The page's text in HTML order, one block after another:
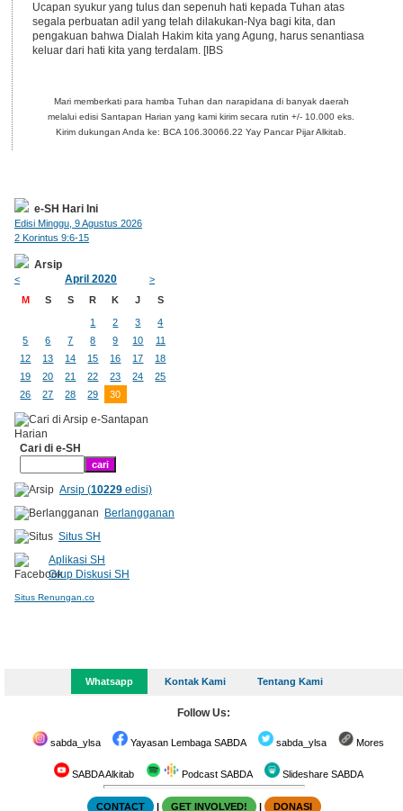
Ucapan syukur yang tulus dan sepenuh hati kepada Tuhan atas
segala perbuatan adil yang telah dilakukan-Nya bagi kita, dan
pengakuan bahwa Dialah Hakim kita yang Agung, harus senantiasa
keluar dari hati kita yang terdalam. [IBS
Mari memberkati para hamba Tuhan dan narapidana di banyak daerah
melalui edisi Santapan Harian yang kami kirim secara rutin +/- 10.000 eks.
Kirim dukungan Anda ke: BCA 106.30066.22 Yay Pancar Pijar Alkitab.
e-SH Hari Ini
Edisi Minggu, 9 Agustus 2026
2 Korintus 9:6-15
Arsip
< April 2020
>
M
S S R K J S
1 2 3
4
5
6 7 8 9 10
11
12
13 14 15 16 17
18
19
20 21 22 23 24
25
26
27 28 29 30
Cari di e-SH
Arsip (10229edisi)
Berlangganan
Situs SH
Aplikasi SH
Grup Diskusi SH
Situs Renungan.co
Whatsapp Kontak Kami Tentang Kami
Follow Us:
sabda_ylsa Yayasan Lembaga SABDA sabda_ylsa Mores
SABDA Alkitab Podcast SABDA Slideshare SABDA
CONTACT | GET INVOLVED! | DONASI